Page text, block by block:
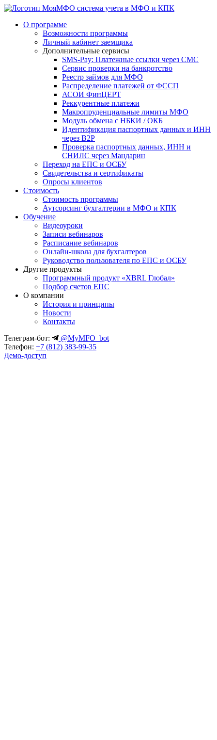
система учета в МФО и КПК
О программе
Возможности программы
Личный кабинет заемщика
Дополнительные сервисы
SMS-Pay: Платежные ссылки через СМС
Сервис проверки на банкротство
Реестр займов для МФО
Распределение платежей от ФССП
АСОИ ФинЦЕРТ
Реккурентные платежи
Макропруденциальные лимиты МФО
Модуль обмена с НБКИ / ОКБ
Идентификация паспортных данных и ИНН
через B2P
Проверка паспортных данных, ИНН и
СНИЛС через Мандарин
Переход на ЕПС и ОСБУ
Свидетельства и сертификаты
Опросы клиентов
Стоимость
Стоимость программы
Аутсорсинг бухгалтерии в МФО и КПК
Обучение
Видеоуроки
Записи вебинаров
Расписание вебинаров
Онлайн-школа для бухгалтеров
Руководство пользователя по ЕПС и ОСБУ
Другие продукты
Программный продукт «XBRL Глобал»
Подбор счетов ЕПС
О компании
История и принципы
Новости
Контакты
Телеграм-бот:
@MyMFO_bot
Телефон: +7 (812) 383-99-35
Демо-доступ